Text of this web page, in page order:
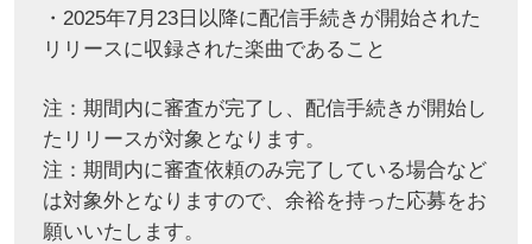
・2025年7月23日以降に配信手続きが開始された
リリースに収録された楽曲であること
注：期間内に審査が完了し、配信手続きが開始し
たリリースが対象となります。
注：期間内に審査依頼のみ完了している場合など
は対象外となりますので、余裕を持った応募をお
願いいたします。